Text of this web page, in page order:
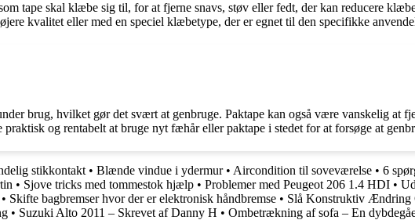
tape skal klæbe sig til, for at fjerne snavs, støv eller fedt, der kan reducere
kvalitet eller med en speciel klæbetype, der er egnet til den specifikke
brug, hvilket gør det svært at genbruge. Paktape kan også være vanskelig at
og rentabelt at bruge nyt fæhår eller paktape i stedet for at forsøge at
stikkontakt • Blænde vindue i ydermur• Aircondition til soveværelse • 6
• Sjove tricks med tommestok hjælp • Problemer med Peugeot 206 1.4 HDI •
Skifte bagbremser hvor der er elektronisk håndbremse • Slå Konstruktiv Ændring
• Suzuki Alto 2011 – Skrevet af Danny H • Ombetrækning af sofa – En